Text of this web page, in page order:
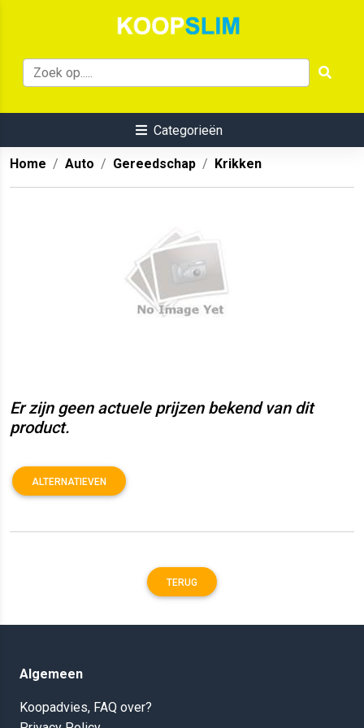
Categorieën
Home Auto Gereedschap Krikken
Er zijn geen actuele prijzen bekend van dit
product.
ALTERNATIEVEN
TERUG
Algemeen
Koopadvies, FAQ over?